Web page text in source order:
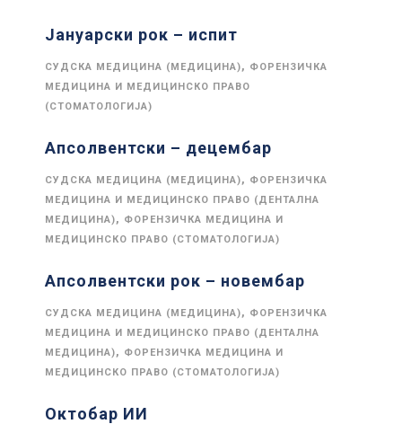
Јануарски рок – испит
СУДСКА МЕДИЦИНА (МЕДИЦИНА), ФОРЕНЗИЧКА
МЕДИЦИНА И МЕДИЦИНСКО ПРАВО
(СТОМАТОЛОГИЈА)
Апсолвентски – децембар
СУДСКА МЕДИЦИНА (МЕДИЦИНА), ФОРЕНЗИЧКА
МЕДИЦИНА И МЕДИЦИНСКО ПРАВО (ДЕНТАЛНА
МЕДИЦИНА), ФОРЕНЗИЧКА МЕДИЦИНА И
МЕДИЦИНСКО ПРАВО (СТОМАТОЛОГИЈА)
Апсолвентски рок – новембар
СУДСКА МЕДИЦИНА (МЕДИЦИНА), ФОРЕНЗИЧКА
МЕДИЦИНА И МЕДИЦИНСКО ПРАВО (ДЕНТАЛНА
МЕДИЦИНА), ФОРЕНЗИЧКА МЕДИЦИНА И
МЕДИЦИНСКО ПРАВО (СТОМАТОЛОГИЈА)
Октобар ИИ